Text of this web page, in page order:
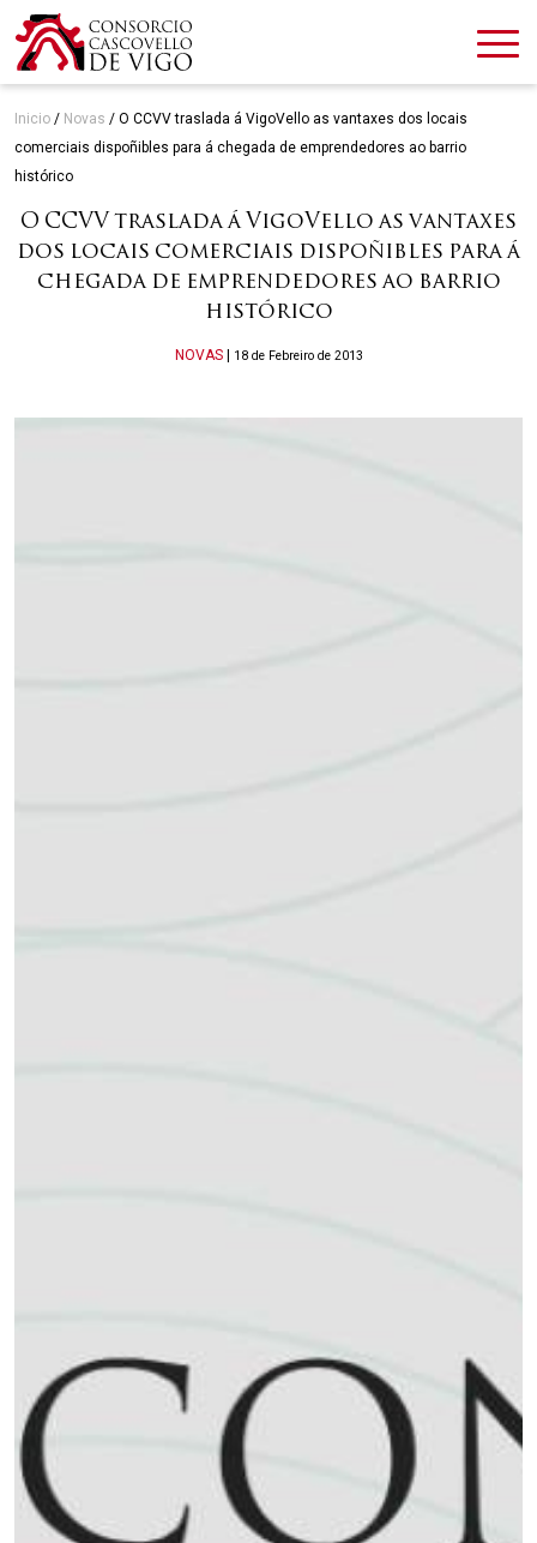
Inicio / Novas / O CCVV traslada á VigoVello as vantaxes dos locais
comerciais dispoñibles para á chegada de emprendedores ao barrio
histórico
O CCVV traslada á VigoVello as vantaxes
dos locais comerciais dispoñibles para á
chegada de emprendedores ao barrio
histórico
Categories
NOVAS 18 de Febreiro de 2013